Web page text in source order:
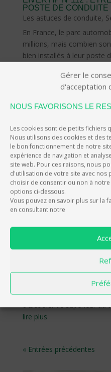
Gérer le
d'acceptation
NOUS FAVORISONS LE
Les cookies sont de petits fichiers
Nous utilisons des cookies et des
le bon fonctionnement de notre
expérience de navigation et
site web. Pour ces raisons, nous
d'utilisation de votre site avec nos
choisir de consentir ou non à
options ci-dessous.
Vous pouvez en savoir plus sur la
en consultant notre
POSTE DE CONDUITE
Les astuces de conduite,
En France, le parc
millions, mais combien
bien installés à leur poste
quotidiens ou lors d’un
lire plus
EIVERTIP N°109 :
L’incontournable « Boire
tout le monde le connaît
est encore l’une des
les routes. Le nombre
d'alcoolémie supérieur au
lire plus
« Entrées précédentes